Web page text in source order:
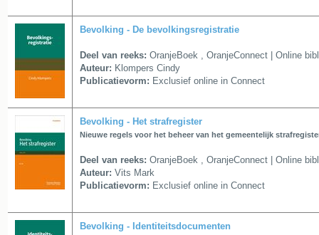
Bevolking - De bevolkingsregistratie
Deel van reeks: OranjeBoek , OranjeConnect | Online
Auteur: Klompers Cindy
Publicatievorm: Exclusief online in Connect
Bevolking - Het strafregister
Nieuwe regels voor het beheer van het gemeentelijk
Deel van reeks: OranjeBoek , OranjeConnect | Online
Auteur: Vits Mark
Publicatievorm: Exclusief online in Connect
Bevolking - Identiteitsdocumenten